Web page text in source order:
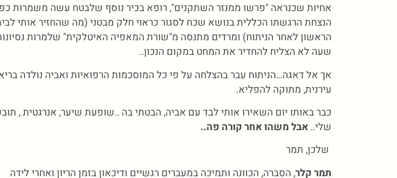
אחיות שכנראה "פרשו ממנזר השתקנים", רופא בכיר נוסף שלבטח עשה משמרות
הנצחת הרגשתו הכללית בנושא שכח לסגור כראוי חלק מבטני (מה שהחזיר אותי
הראשון לאחר הניתוח) ומרדים מתנסה מ"שורת המאפיה האיטלקית" שלמרות
שעה לא הצליח להחדיר את המחט במקום הנכון..
אך אל דאגה…הניתוח עבר בהצלחה על פי כל המוסכמות הרפואיות ואביה נולדה
עירנית, מתוקה להפליא.
כבר באותו יום השאירו אותי לבד עם אביה, הבטתי בה ..שופעת שיער, אנרגטית ,
שלי.. אבל משהו אחר קורה פה..
שלכן, תמר
תמר קלר, הסברה, הכוונה ותמיכה במעברים רגשיים ודיכאון בזמן הריון ואחרי לידה